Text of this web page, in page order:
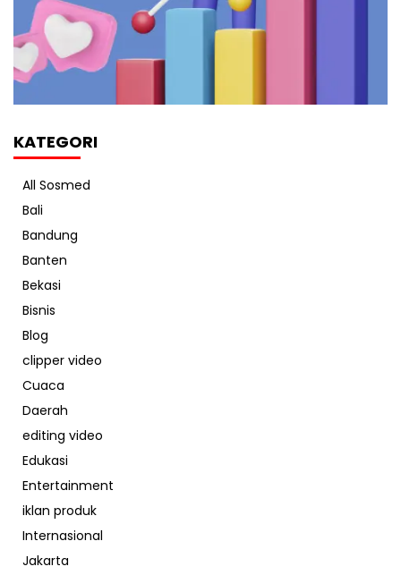
KATEGORI
All Sosmed
Bali
Bandung
Banten
Bekasi
Bisnis
Blog
clipper video
Cuaca
Daerah
editing video
Edukasi
Entertainment
iklan produk
Internasional
Jakarta